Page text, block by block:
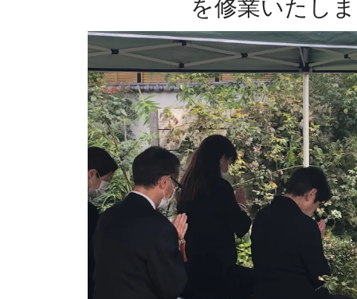
を修業いたし